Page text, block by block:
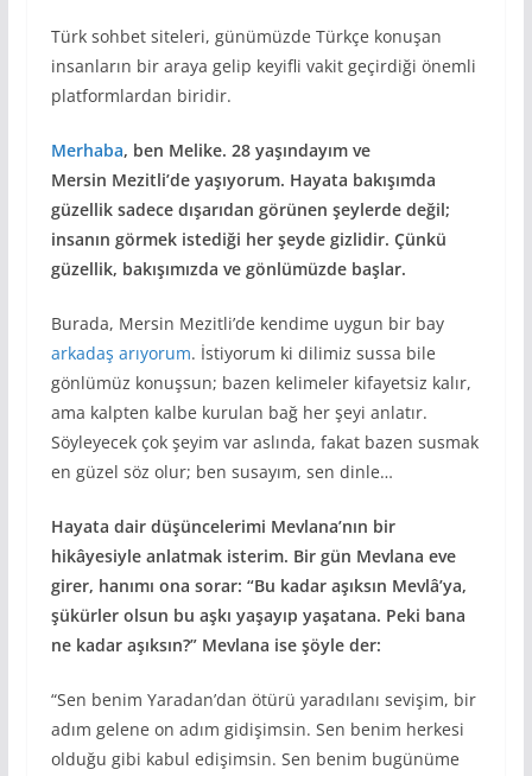
Türk sohbet siteleri, günümüzde Türkçe konuşan
insanların bir araya gelip keyifli vakit geçirdiği önemli
platformlardan biridir.
Merhaba, ben Melike. 28 yaşındayım ve
Mersin Mezitli’de yaşıyorum. Hayata bakışımda
güzellik sadece dışarıdan görünen şeylerde değil;
insanın görmek istediği her şeyde gizlidir. Çünkü
güzellik, bakışımızda ve gönlümüzde başlar.
Burada, Mersin Mezitli’de kendime uygun bir bay
arkadaş arıyorum. İstiyorum ki dilimiz sussa bile
gönlümüz konuşsun; bazen kelimeler kifayetsiz kalır,
ama kalpten kalbe kurulan bağ her şeyi anlatır.
Söyleyecek çok şeyim var aslında, fakat bazen susmak
en güzel söz olur; ben susayım, sen dinle…
Hayata dair düşüncelerimi Mevlana’nın bir
hikâyesiyle anlatmak isterim. Bir gün Mevlana eve
girer, hanımı ona sorar: “Bu kadar aşıksın Mevlâ’ya,
şükürler olsun bu aşkı yaşayıp yaşatana. Peki bana
ne kadar aşıksın?” Mevlana ise şöyle der:
“Sen benim Yaradan’dan ötürü yaradılanı sevişim, bir
adım gelene on adım gidişimsin. Sen benim herkesi
olduğu gibi kabul edişimsin. Sen benim bugünüme